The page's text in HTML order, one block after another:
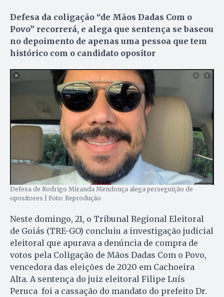
Defesa da coligação “de Mãos Dadas Com o
Povo” recorrerá, e alega que sentença se baseou
no depoimento de apenas uma pessoa que tem
histórico com o candidato opositor
Defesa de Rodrigo Miranda Mendonça alega perseguição de
opositores | Foto: Reprodução
Neste domingo, 21, o Tribunal Regional Eleitoral
de Goiás (TRE-GO) concluiu a investigação judicial
eleitoral que apurava a denúncia de compra de
votos pela Coligação de Mãos Dadas Com o Povo,
vencedora das eleições de 2020 em Cachoeira
Alta. A sentença do juiz eleitoral Filipe Luís
Peruca foi a cassação do mandato do prefeito Dr.